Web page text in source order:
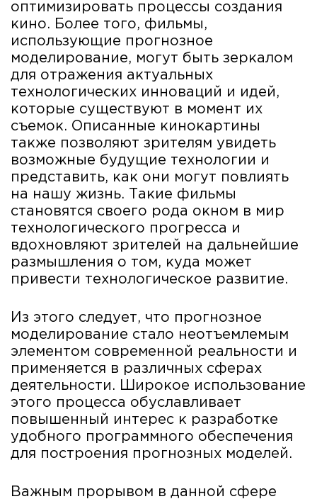
оптимизировать процессы создания
кино. Более того, фильмы,
использующие прогнозное
моделирование, могут быть зеркалом
для отражения актуальных
технологических инноваций и идей,
которые существуют в момент их
съемок. Описанные кинокартины
также позволяют зрителям увидеть
возможные будущие технологии и
представить, как они могут повлиять
на нашу жизнь. Такие фильмы
становятся своего рода окном в мир
технологического прогресса и
вдохновляют зрителей на дальнейшие
размышления о том, куда может
привести технологическое развитие.
Из этого следует, что прогнозное
моделирование стало неотъемлемым
элементом современной реальности и
применяется в различных сферах
деятельности. Широкое использование
этого процесса обуславливает
повышенный интерес к разработке
удобного программного обеспечения
для построения прогнозных моделей.
Важным прорывом в данной сфере